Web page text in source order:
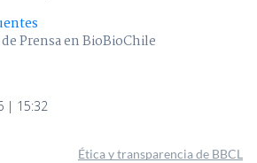
Prensa en BioBioChile
| 15:32
Ética y transparencia de BBCL